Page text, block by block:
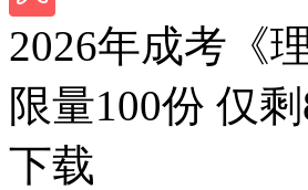
2026年成考《
限量100份 仅剩
下载